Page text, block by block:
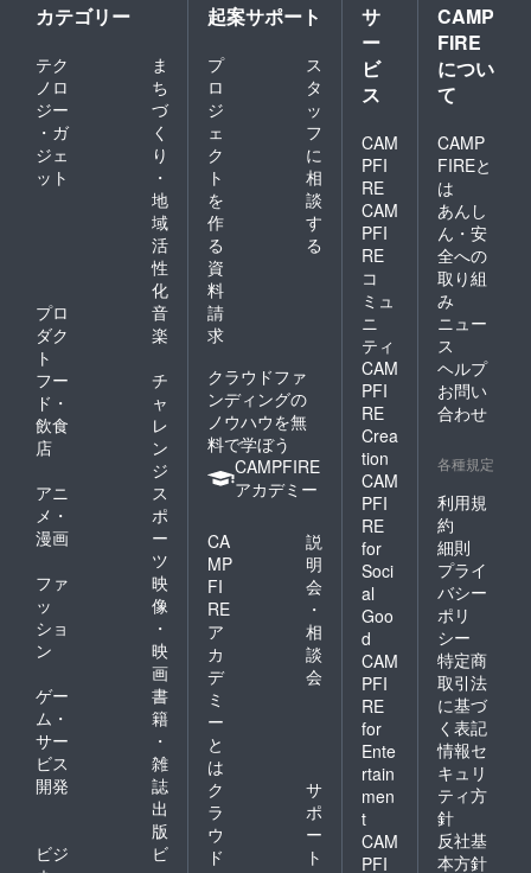
カテゴリー
テク
ノロ
ジー
・ガ
ジェ
ット
ま
ち
づ
く
り
・
地
域
活
性
化
プロ
ダク
ト
音
楽
フー
ド・
飲食
店
チ
ャ
レ
ン
ジ
アニ
メ・
漫画
ス
ポ
ー
ツ
ファ
ッ
ショ
ン
映
像
・
映
画
ゲー
ム・
サー
ビス
開発
書
籍
・
雑
誌
出
版
ビジ
ビ
起案サポート
プ
ロ
ジ
ェ
ク
ト
を
作
る
ス
タ
ッ
フ
に
相
談
す
る
資
料
請
求
クラウドファ
ンディングの
ノウハウを無
料で学ぼう
CAMPFIRE
アカデミー
CA
MP
FI
RE
ア
カ
デ
ミ
ー
と
は
説
明
会
・
相
談
会
ク
ラ
ウ
ド
サ
ポ
ー
ト
サ
ー
ビ
ス
CAM
PFI
RE
CAM
PFI
RE
コ
ミュ
ニ
ティ
CAM
PFI
RE
Crea
tion
CAM
PFI
RE
for
Soci
al
Goo
d
CAM
PFI
RE
for
Ente
rtain
men
t
CAM
PFI
CAMP
FIRE
につい
て
CAMP
FIREと
は
あんし
ん・安
全への
取り組
み
ニュー
ス
ヘルプ
お問い
合わせ
各種規定
利用規
約
細則
プライ
バシー
ポリ
シー
特定商
取引法
に基づ
く表記
情報セ
キュリ
ティ方
針
反社基
本方針